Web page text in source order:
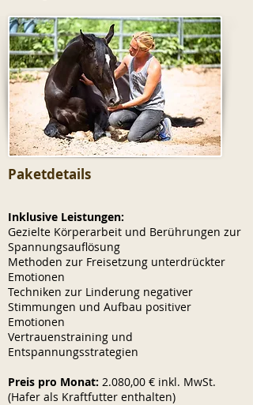
Paketdetails
Inklusive Leistungen:
Gezielte Körperarbeit und Berührungen zur
Spannungsauflösung
Methoden zur Freisetzung unterdrückter
Emotionen
Techniken zur Linderung negativer
Stimmungen und Aufbau positiver
Emotionen
Vertrauenstraining und
Entspannungsstrategien
Preis pro Monat: 2.080,00 € inkl. MwSt.
(Hafer als Kraftfutter enthalten)